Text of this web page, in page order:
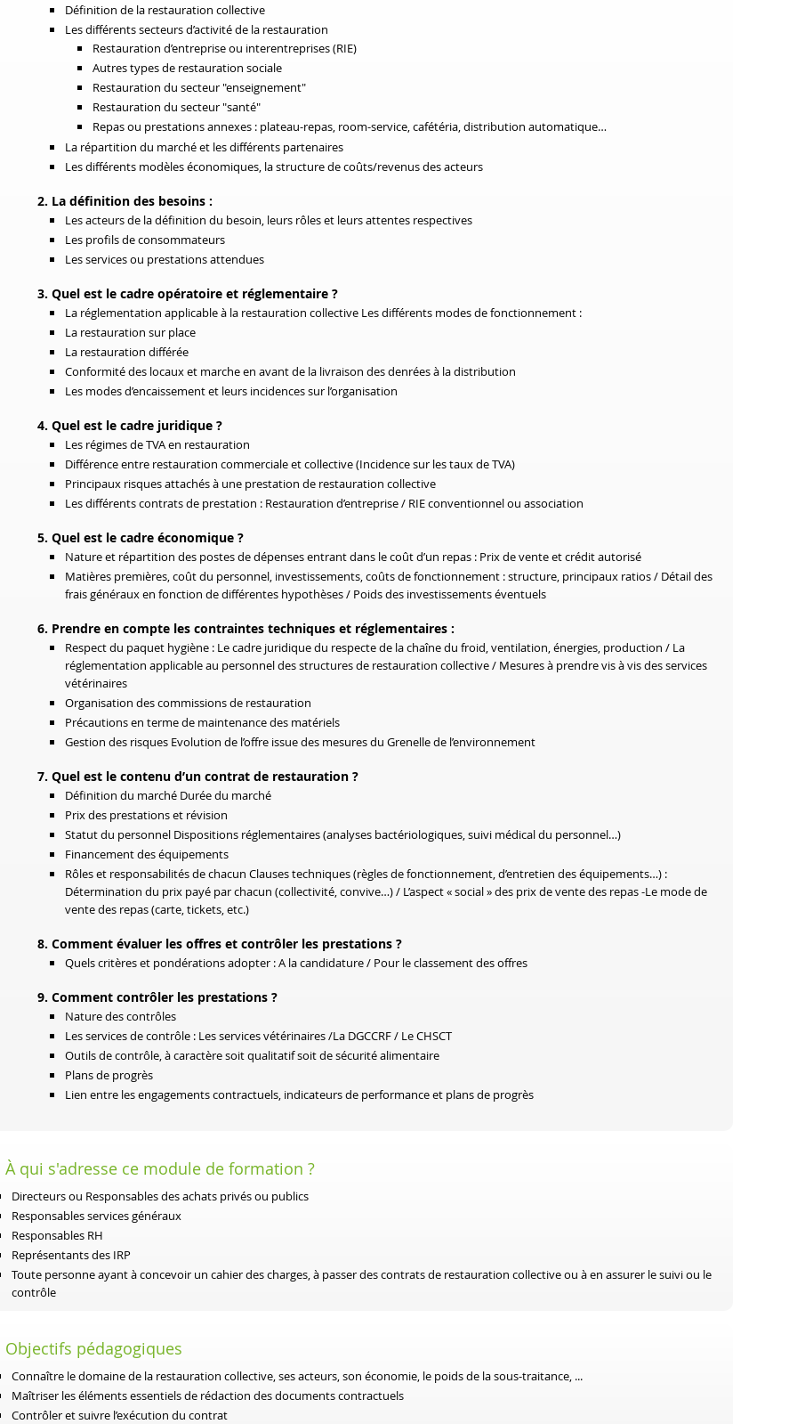
Définition de la restauration collective
Les différents secteurs d’activité de la restauration
Restauration d’entreprise ou interentreprises (RIE)
Autres types de restauration sociale
Restauration du secteur "enseignement"
Restauration du secteur "santé"
Repas ou prestations annexes : plateau-repas, room-service, cafétéria, distribution automatique…
La répartition du marché et les différents partenaires
Les différents modèles économiques, la structure de coûts/revenus des acteurs
2. La définition des besoins :
Les acteurs de la définition du besoin, leurs rôles et leurs attentes respectives
Les profils de consommateurs
Les services ou prestations attendues
3. Quel est le cadre opératoire et réglementaire ?
La réglementation applicable à la restauration collective Les différents modes de fonctionnement :
La restauration sur place
La restauration différée
Conformité des locaux et marche en avant de la livraison des denrées à la distribution
Les modes d’encaissement et leurs incidences sur l’organisation
4. Quel est le cadre juridique ?
Les régimes de TVA en restauration
Différence entre restauration commerciale et collective (Incidence sur les taux de TVA)
Principaux risques attachés à une prestation de restauration collective
Les différents contrats de prestation : Restauration d’entreprise / RIE conventionnel ou association
5. Quel est le cadre économique ?
Nature et répartition des postes de dépenses entrant dans le coût d’un repas : Prix de vente et crédit autorisé
Matières premières, coût du personnel, investissements, coûts de fonctionnement : structure, principaux ratios / Détail des
frais généraux en fonction de différentes hypothèses / Poids des investissements éventuels
6. Prendre en compte les contraintes techniques et réglementaires :
Respect du paquet hygiène : Le cadre juridique du respecte de la chaîne du froid, ventilation, énergies, production / La
réglementation applicable au personnel des structures de restauration collective / Mesures à prendre vis à vis des services
vétérinaires
Organisation des commissions de restauration
Précautions en terme de maintenance des matériels
Gestion des risques Evolution de l’offre issue des mesures du Grenelle de l’environnement
7. Quel est le contenu d’un contrat de restauration ?
Définition du marché Durée du marché
Prix des prestations et révision
Statut du personnel Dispositions réglementaires (analyses bactériologiques, suivi médical du personnel…)
Financement des équipements
Rôles et responsabilités de chacun Clauses techniques (règles de fonctionnement, d’entretien des équipements…) :
Détermination du prix payé par chacun (collectivité, convive…) / L’aspect « social » des prix de vente des repas -Le mode de
vente des repas (carte, tickets, etc.)
8. Comment évaluer les offres et contrôler les prestations ?
Quels critères et pondérations adopter : A la candidature / Pour le classement des offres
9. Comment contrôler les prestations ?
Nature des contrôles
Les services de contrôle : Les services vétérinaires /La DGCCRF / Le CHSCT
Outils de contrôle, à caractère soit qualitatif soit de sécurité alimentaire
Plans de progrès
Lien entre les engagements contractuels, indicateurs de performance et plans de progrès
À qui s'adresse ce module de formation ?
Directeurs ou Responsables des achats privés ou publics
Responsables services généraux
Responsables RH
Représentants des IRP
Toute personne ayant à concevoir un cahier des charges, à passer des contrats de restauration collective ou à en assurer le suivi ou le
contrôle
Objectifs pédagogiques
Connaître le domaine de la restauration collective, ses acteurs, son économie, le poids de la sous-traitance, ...
Maîtriser les éléments essentiels de rédaction des documents contractuels
Contrôler et suivre l’exécution du contrat